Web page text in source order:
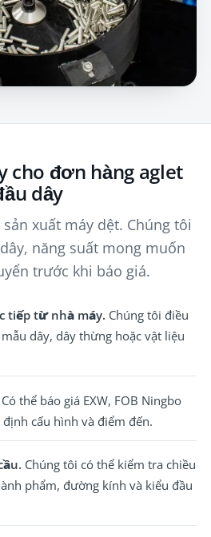
cho đơn hàng aglet
dây
xuất máy dệt. Chúng tôi
năng suất mong muốn
trước khi báo giá.
tiếp từ nhà máy. Chúng tôi điều
dây, dây thừng hoặc vật liệu
Có thể báo giá EXW, FOB Ningbo
định cấu hình và điểm đến.
Chúng tôi có thể kiểm tra chiều
phẩm, đường kính và kiểu đầu